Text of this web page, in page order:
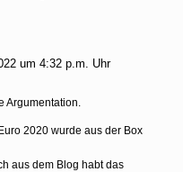
um 4:32 p.m. Uhr
Argumentation.
2020 wurde aus der Box
aus dem Blog habt das